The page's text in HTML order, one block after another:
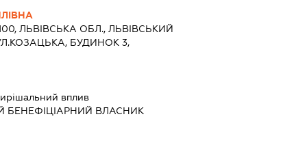
ЛЬВІВСЬКА ОБЛ., ЛЬВІВСЬКИЙ
БУДИНОК 3,
вплив
БЕНЕФІЦІАРНИЙ ВЛАСНИК